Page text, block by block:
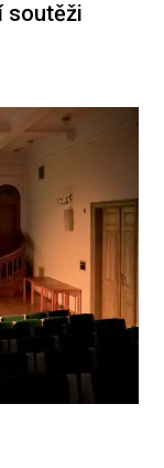
soutěži